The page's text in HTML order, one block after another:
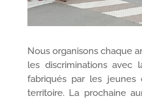
Nous organisons chaque
les discriminations avec
fabriqués par les jeunes
territoire. La prochaine